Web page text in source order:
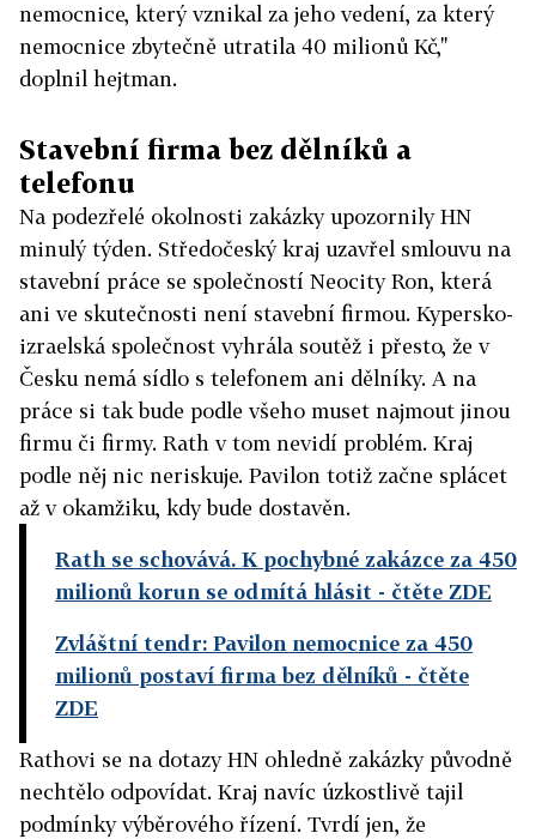
nemocnice, který vznikal za jeho vedení, za který
nemocnice zbytečně utratila 40 milionů Kč,"
doplnil hejtman.
Stavební firma bez dělníků a
telefonu
Na podezřelé okolnosti zakázky upozornily HN
minulý týden. Středočeský kraj uzavřel smlouvu na
stavební práce se společností Neocity Ron, která
ani ve skutečnosti není stavební firmou. Kypersko-
izraelská společnost vyhrála soutěž i přesto, že v
Česku nemá sídlo s telefonem ani dělníky. A na
práce si tak bude podle všeho muset najmout jinou
firmu či firmy. Rath v tom nevidí problém. Kraj
podle něj nic neriskuje. Pavilon totiž začne splácet
až v okamžiku, kdy bude dostavěn.
Rath se schovává. K pochybné zakázce za 450
milionů korun se odmítá hlásit - čtěte ZDE
Zvláštní tendr: Pavilon nemocnice za 450
milionů postaví firma bez dělníků - čtěte
ZDE
Rathovi se na dotazy HN ohledně zakázky původně
nechtělo odpovídat. Kraj navíc úzkostlivě tajil
podmínky výběrového řízení. Tvrdí jen, že